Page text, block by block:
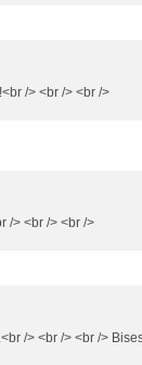
/> <br /> <br />
/> <br /> <br />
/> <br /> <br />